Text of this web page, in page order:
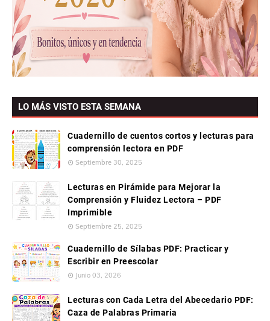
LO MÁS VISTO ESTA SEMANA
Cuadernillo de cuentos cortos y lecturas para
comprensión lectora en PDF
Septiembre 30, 2025
Lecturas en Pirámide para Mejorar la
Comprensión y Fluidez Lectora – PDF
Imprimible
Septiembre 25, 2025
Cuadernillo de Sílabas PDF: Practicar y
Escribir en Preescolar
Junio 03, 2026
Lecturas con Cada Letra del Abecedario PDF:
Caza de Palabras Primaria